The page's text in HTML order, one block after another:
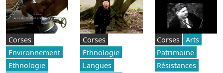
Corses
Environnement
Ethnologie
Corses
Ethnologie
Langues
Corses
Arts
Patrimoine
Résistances